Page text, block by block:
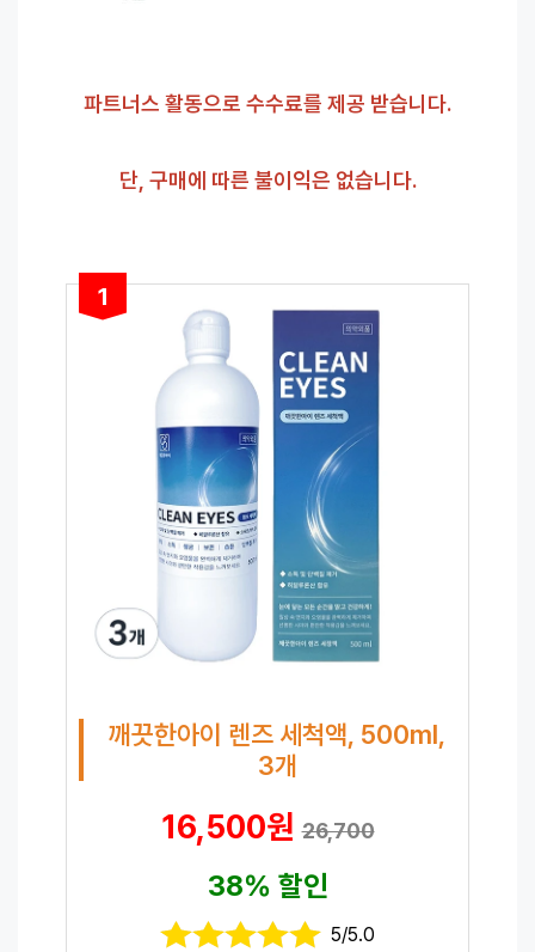
파트너스 활동으로 수수료를 제공 받습니다.
단, 구매에 따른 불이익은 없습니다.
1
깨끗한아이 렌즈 세척액, 500ml,
3개
16,500원26,700
38% 할인
5/5.0